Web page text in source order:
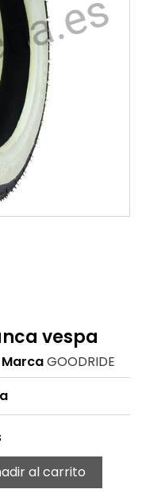
vespa
MarcaGOODRIDE
al carrito